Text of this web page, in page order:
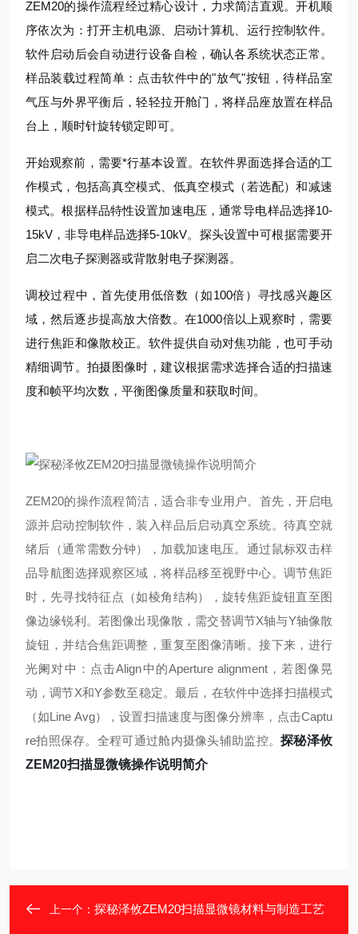
ZEM20的操作流程经过精心设计，力求简洁直观。开机顺
序依次为：打开主机电源、启动计算机、运行控制软件。
软件启动后会自动进行设备自检，确认各系统状态正常。
样品装载过程简单：点击软件中的"放气"按钮，待样品室
气压与外界平衡后，轻轻拉开舱门，将样品座放置在样品
台上，顺时针旋转锁定即可。
开始观察前，需要*行基本设置。在软件界面选择合适的工
作模式，包括高真空模式、低真空模式（若选配）和减速
模式。根据样品特性设置加速电压，通常导电样品选择10-
15kV，非导电样品选择5-10kV。探头设置中可根据需要开
启二次电子探测器或背散射电子探测器。
调校过程中，首先使用低倍数（如100倍）寻找感兴趣区
域，然后逐步提高放大倍数。在1000倍以上观察时，需要
进行焦距和像散校正。软件提供自动对焦功能，也可手动
精细调节。拍摄图像时，建议根据需求选择合适的扫描速
度和帧平均次数，平衡图像质量和获取时间。
ZEM20的操作流程简洁，适合非专业用户。首先，开启电
源并启动控制软件，装入样品后启动真空系统。待真空就
绪后（通常需数分钟），加载加速电压。通过鼠标双击样
品导航图选择观察区域，将样品移至视野中心。调节焦距
时，先寻找特征点（如棱角结构），旋转焦距旋钮直至图
像边缘锐利 。若图像出现像散，需交替调节X轴与Y轴像散
旋钮，并结合焦距调整，重复至图像清晰。接下来，进行
光阑对中：点击Align中的Aperture alignment，若图像晃
动，调节X和Y参数至稳定。最后，在软件中选择扫描模式
（如Line Avg），设置扫描速度与图像分辨率，点击Captu
re拍照保存。全程可通过舱内摄像头辅助监控。探秘泽攸
ZEM20扫描显微镜操作说明简介
上一个： 探秘泽攸ZEM20扫描显微镜材料与制造工艺